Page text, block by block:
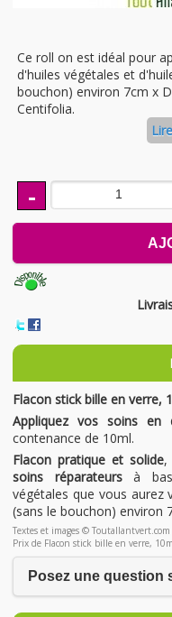
Ce roll on est idéal pour
d'huiles végétales et
bouchon) environ 7cm x
Centifolia.
-
Flacon stick bille en verre,
Appliquez vos soins en
contenance de 10ml.
Flacon pratique et solide,
soins réparateursà
végétales que vous aurez
(sans le bouchon) environ
Textes et images © Toutallantvert.com
Prix de Flacon stick bille en verre,
Posez une question